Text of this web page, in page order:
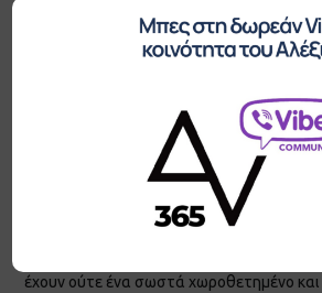
Ελλάδα είχε πολλές ευκαιρίες να
μπαίνει στο σχέδιο πόλης, πρώτα
στοιχειώδη πολεοδομική μελέτη και στη
διανοίγονται δίκτυα και δρόμοι, οι οποίοι
ανεπαρκείς χωρίς παράλληλα να
των αυτοκινήτων που θα κατακλύσουν
έχουν ούτε ένα σωστά χωροθετημένο και